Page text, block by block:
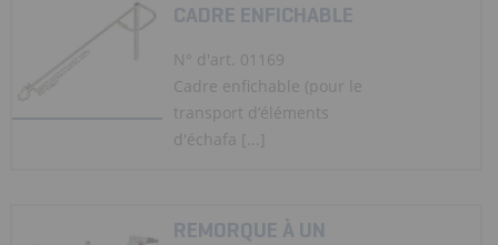
CADRE ENFICHABLE
N° d'art. 01169
Cadre enfichable (pour le
transport d’éléments
d'échafa [...]
REMORQUE À UN